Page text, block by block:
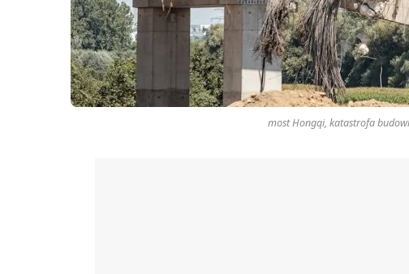
most Hongqi, katastrofa